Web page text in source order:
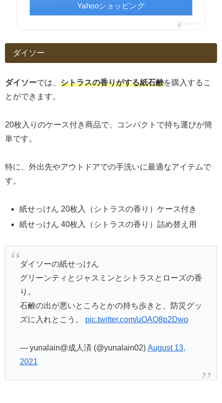
Yahooショッピング
ポチップ
ダイソー
ダイソーでは、 シトラスの香りがする紙石鹸を購入するこ
とができます。
20枚入りのケース付き商品で、コンパクトで持ち運びが簡
単です。
特に、外出先やアウトドアでの手洗いに最適なアイテムで
す​。
紙せっけん 20枚入（シトラスの香り）ケース付き
紙せっけん 40枚入（シトラスの香り）詰め替え用
ダイソーの紙せっけん
グリーンティとジャスミンとシトラスとローズの香
り。
石鹸の出が悪いところとかの持ち歩きと、防災グッ
ズに入れとこう。 pic.twitter.com/uOAO8p2Dwo
— yunalain@成人済 (@yunalain02) August 13,
2021